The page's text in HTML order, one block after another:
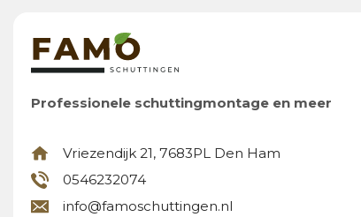
Professionele schuttingmontage en meer
Vriezendijk 21, 7683PL Den Ham
0546232074
info@famoschuttingen.nl